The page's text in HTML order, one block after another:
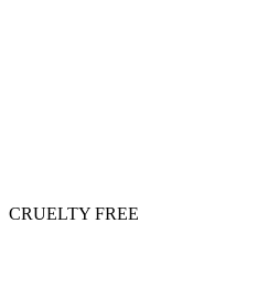
CRUELTY FREE